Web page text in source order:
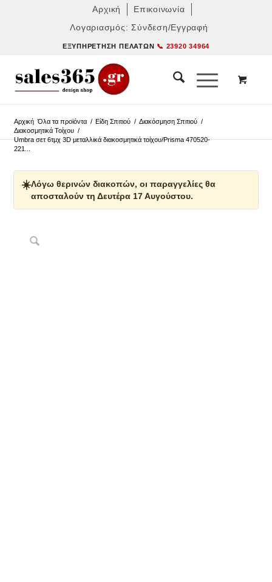
Αρχική
Επικοινωνία
Λογαριασμός: Σύνδεση/Εγγραφή
ΕΞΥΠΗΡΈΤΗΣΗ ΠΕΛΑΤΏΝ 📞 23920 34964
Αρχική Όλα τα προϊόντα / Είδη Σπιτιού / Διακόσμηση Σπιτιού /
Διακοσμητικά Τοίχου /
Umbra σετ 6τμχ 3D μεταλλικά διακοσμητικά τοίχου/Prisma 470520-
221...
☀️Λόγω θερινών διακοπών, οι παραγγελίες θα
αποσταλούν τη Δευτέρα 17 Αυγούστου.